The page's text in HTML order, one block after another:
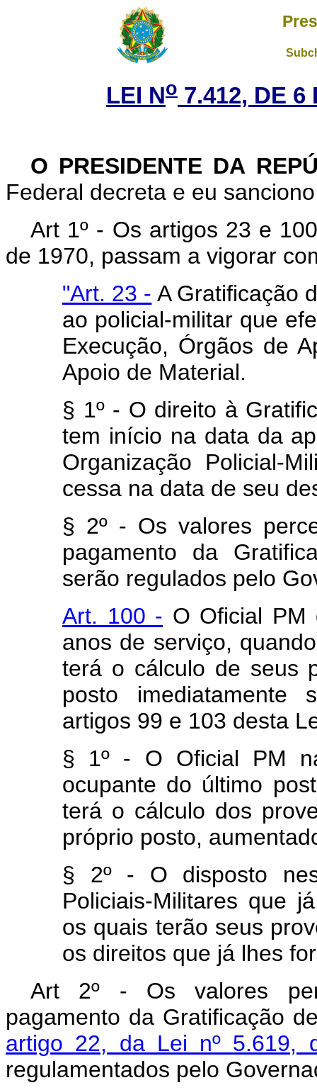
LEI No 7.412, DE 6
O PRESIDENTE DA
Federal decreta e eu
Art 1º - Os artigos 23 e
de 1970, passam a vigorar
"Art. 23 - A Gratificação
ao policial-militar que
Execução, Órgãos de
Apoio de Material.
§ 1º - O direito à
tem início na data da
Organização Policial-
cessa na data de seu
§ 2º - Os valores
pagamento da
serão regulados pelo
Art. 100 - O Oficial PM
anos de serviço,
terá o cálculo de seus
posto
artigos 99 e 103 desta
§ 1º - O Oficial PM
ocupante do último
terá o cálculo dos
próprio posto,
§ 2º - O disposto
Policiais-Militares que
os quais terão seus
os direitos que já lhes
Art 2º - Os valores
pagamento da Gratificação
artigo 22, da Lei nº 5.619,
regulamentados pelo